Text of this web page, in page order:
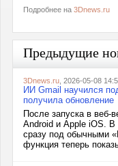
Подробнее на 3Dnews.ru
Предыдущие
3Dnews.ru , 2026-05-08
ИИ Gmail научился
получила обновление
После запуска в веб-
Android и Apple iOS. В
сразу под обычными
функция теперь